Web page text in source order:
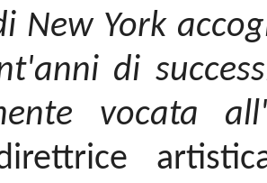
New York
di
vocata